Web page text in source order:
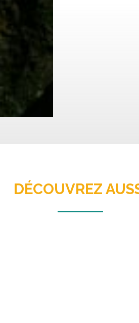
DÉCOUVREZ